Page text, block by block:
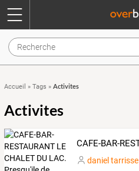
Accueil » Tags » Activites
Activites
daniel tarrisse